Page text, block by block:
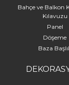
Bahçe ve Balkon
Kılavuzu
Panel
Döşeme
Baza